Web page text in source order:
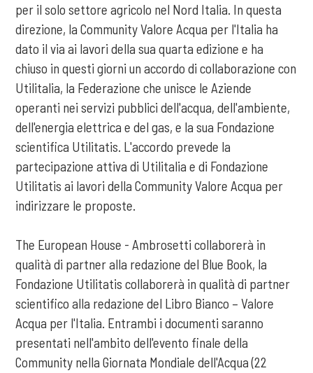
per il solo settore agricolo nel Nord Italia. In questa
direzione, la Community Valore Acqua per l'Italia ha
dato il via ai lavori della sua quarta edizione e ha
chiuso in questi giorni un accordo di collaborazione con
Utilitalia, la Federazione che unisce le Aziende
operanti nei servizi pubblici dell'acqua, dell'ambiente,
dell'energia elettrica e del gas, e la sua Fondazione
scientifica Utilitatis. L'accordo prevede la
partecipazione attiva di Utilitalia e di Fondazione
Utilitatis ai lavori della Community Valore Acqua per
indirizzare le proposte.
The European House - Ambrosetti collaborerà in
qualità di partner alla redazione del Blue Book, la
Fondazione Utilitatis collaborerà in qualità di partner
scientifico alla redazione del Libro Bianco – Valore
Acqua per l'Italia. Entrambi i documenti saranno
presentati nell'ambito dell'evento finale della
Community nella Giornata Mondiale dell'Acqua (22